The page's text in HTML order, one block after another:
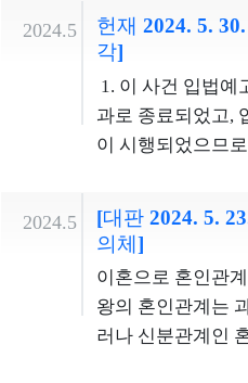
타격이 될 뿐만 아
적으로 하는 변호
취지에도 반하게
자였을 때 수사기
나 수사과정에서
호인의견서에 기
술 부분도 유죄의
피자의 증가를 막
무의 기간이나 고
적 병역거부자라
하기 어렵게 만드
무실하게 하거나
현역병은 사격, 화
군 등 군사적 역무
ㆍ정신적으로 크
되고, 각종 사고와
국가비상사태 시
를 하게 된다 하더
을 수행하고 있다.
무기간보다 어느
의 강도를 현역복
거나 그보다 더 무
복무의 기간이나
심적 병역거부자
택하기 어렵게 만
명무실하게 하거
다. 병역법상 현역
적인 관련이 있는
게 해석할 수 있으
법정주의의 명확
다. 2. 신고의무조
함’의 의미를 위
없는 매우 경미한
고의무가 발생한
업계의 잘못된 관
판대상조항의 개
소유자의 관계인
항 시행 후 최초로
한 경우부터 적용
질적인 혼인관계
초가 되는 노령연
여가 없는 경우에
시행일 전인 경우
차이가 없으므로,
점이 신법 조항 시
연한 사정을 기준
리적인 이유를 찾
시행하는 개발사
공기관이 일단 보
용하도록 할 수
부 환수할 필요성
행하는 개발사업
법인’이 시행하는
익이 곧바로 국가
된다거나 추후 국
예정되어 있지 않
교법인과 사립학
2024.5
헌재 2024. 5.
각]
1. 이 사건 입법예
과로 종료되었고,
이 시행되었으므
종국적으로 다투
주장취지 및 권리
으로 고려할 때,
판단에 나아가는
2024.5
[대판 2024. 5.
의체]
이혼으로 혼인관
왕의 혼인관계는
러나 신분관계인